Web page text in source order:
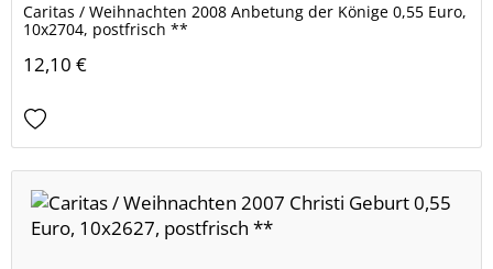
Caritas / Weihnachten 2008 Anbetung der Könige 0,55 Euro,
10x2704, postfrisch **
12,10 €